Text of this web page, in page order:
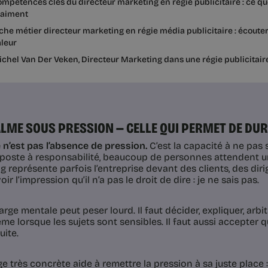
métier directeur marketing en régie média publicitaire :
Van Der Veken, Directeur Marketing dans une régie
SOUS PRESSION — CELLE QUI PERMET DE
pas l’absence de pression. C’est la capacité à ne
à responsabilité, beaucoup de personnes attendent
représente parfois l’entreprise devant des clients, des
l’impression qu’il n’a pas le droit de dire : je ne sais pas.
mentale peut peser lourd. Il faut décider, expliquer,
lorsque les sujets sont sensibles. Il faut aussi accepter
très concrète aide à remettre la pression à sa juste place :